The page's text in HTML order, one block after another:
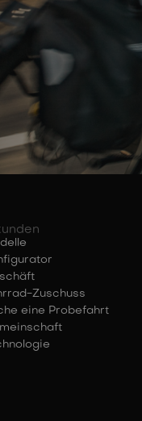
Zuschuss
eine Probefahrt